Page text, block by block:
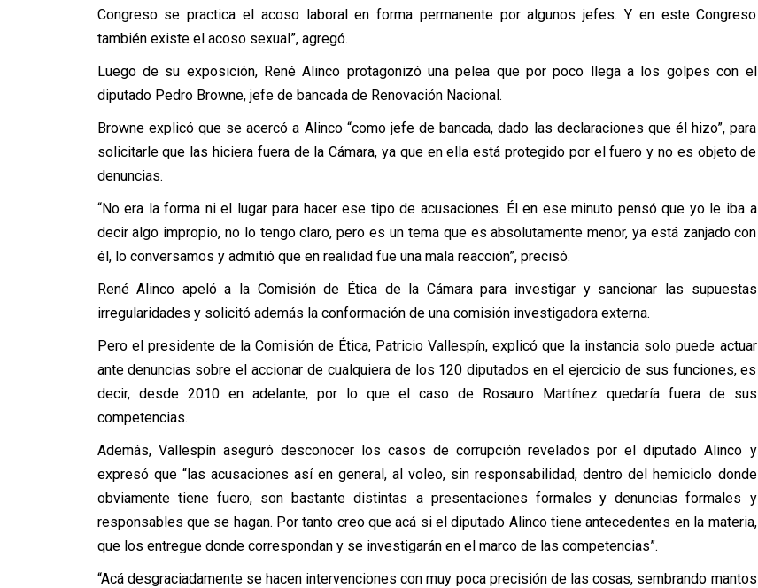
Congreso se practica el acoso laboral en forma permanente por algunos jefes. Y en este Congreso
también existe el acoso sexual”, agregó.
Luego de su exposición, René Alinco protagonizó una pelea que por poco llega a los golpes con el
diputado Pedro Browne, jefe de bancada de Renovación Nacional.
Browne explicó que se acercó a Alinco “como jefe de bancada, dado las declaraciones que él hizo”, para
solicitarle que las hiciera fuera de la Cámara, ya que en ella está protegido por el fuero y no es objeto de
denuncias.
“No era la forma ni el lugar para hacer ese tipo de acusaciones. Él en ese minuto pensó que yo le iba a
decir algo impropio, no lo tengo claro, pero es un tema que es absolutamente menor, ya está zanjado con
él, lo conversamos y admitió que en realidad fue una mala reacción”, precisó.
René Alinco apeló a la Comisión de Ética de la Cámara para investigar y sancionar las supuestas
irregularidades y solicitó además la conformación de una comisión investigadora externa.
Pero el presidente de la Comisión de Ética, Patricio Vallespín, explicó que la instancia solo puede actuar
ante denuncias sobre el accionar de cualquiera de los 120 diputados en el ejercicio de sus funciones, es
decir, desde 2010 en adelante, por lo que el caso de Rosauro Martínez quedaría fuera de sus
competencias.
Además, Vallespín aseguró desconocer los casos de corrupción revelados por el diputado Alinco y
expresó que “las acusaciones así en general, al voleo, sin responsabilidad, dentro del hemiciclo donde
obviamente tiene fuero, son bastante distintas a presentaciones formales y denuncias formales y
responsables que se hagan. Por tanto creo que acá si el diputado Alinco tiene antecedentes en la materia,
que los entregue donde correspondan y se investigarán en el marco de las competencias”.
“Acá desgraciadamente se hacen intervenciones con muy poca precisión de las cosas, sembrando mantos